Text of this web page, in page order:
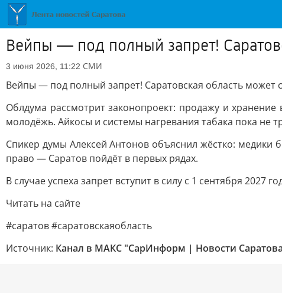
Вейпы — под полный запрет!
3 июня 2026, 11:22 СМИ
Вейпы — под полный запрет! Саратовская область может
Облдума рассмотрит законопроект: продажу и
молодёжь. Айкосы и системы нагревания табака пока не
Спикер думы Алексей Антонов объяснил жёстко: медики
право — Саратов пойдёт в первых рядах.
В случае успеха запрет вступит в силу с 1 сентября 2027
Читать на сайте
#саратов #саратовскаяобласть
Источник: Канал в МАКС "СарИнформ | Новости